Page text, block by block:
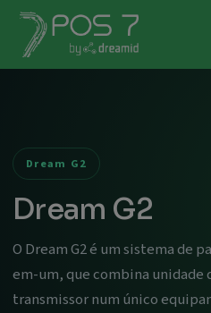
Dream G2
Dream G2
O Dream G2 é um sistema de
em-um, que combina unidade
transmissor num único